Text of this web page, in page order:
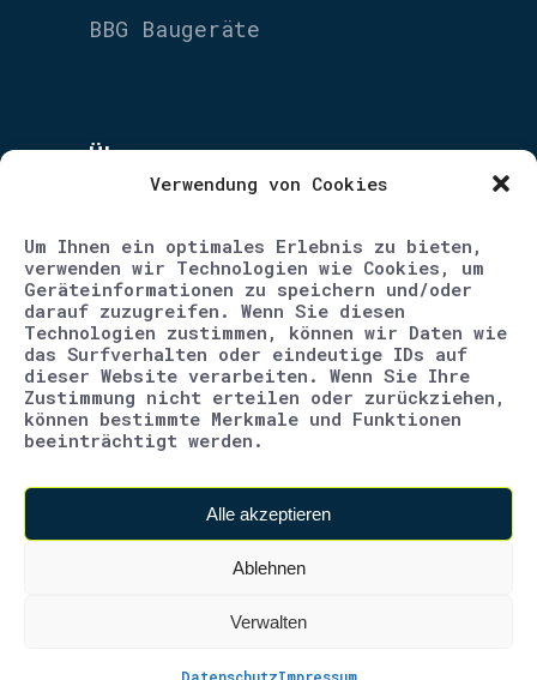
Verwendung von Cookies
Um Ihnen ein optimales Erlebnis zu bieten,
verwenden wir Technologien wie Cookies, um
Geräteinformationen zu speichern und/oder
darauf zuzugreifen. Wenn Sie diesen
Technologien zustimmen, können wir Daten wie
das Surfverhalten oder eindeutige IDs auf
dieser Website verarbeiten. Wenn Sie Ihre
Zustimmung nicht erteilen oder zurückziehen,
können bestimmte Merkmale und Funktionen
beeinträchtigt werden.
Alle akzeptieren
Ablehnen
Verwalten
BBG Baugeräte
Über uns
Blog
Karriere
Kontakt
Impressum
Datenschutz
AGB